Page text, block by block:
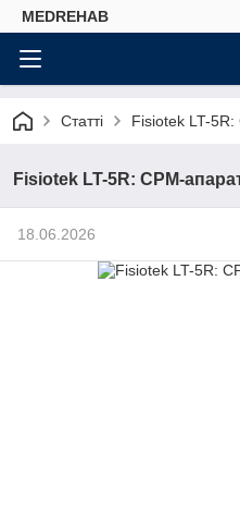
MEDREHAB
Статті Fisiotek LT-5R:
Fisiotek LT-5R: CPM-
18.06.2026